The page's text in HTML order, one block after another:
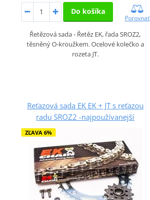
Do košíka
Porovnať
Řetězová sada - Řetěz EK, řada SROZ2,
těsněný O-kroužkem. Ocelové kolečko a
rozeta JT.
Reťazová sada EK EK + JT s reťazou
radu SROZ2 -najpoužívanejší
ZĽAVA 6%